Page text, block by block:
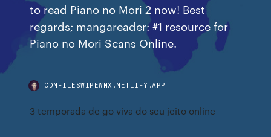
to read Piano no Mori 2 now! Best
regards; mangareader: #1 resource for
Piano no Mori Scans Online.
CDNFILESWIPEWMX.NETLIFY.APP
3 temporada de go viva do seu jeito online